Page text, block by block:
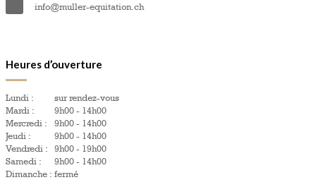
info@muller-equitation.ch
Heures d’ouverture
Lundi :
sur rendez-vous
Mardi :
9h00 - 14h00
Mercredi :
9h00 - 14h00
Jeudi :
9h00 - 14h00
Vendredi :
9h00 - 19h00
Samedi :
9h00 - 14h00
Dimanche : fermé